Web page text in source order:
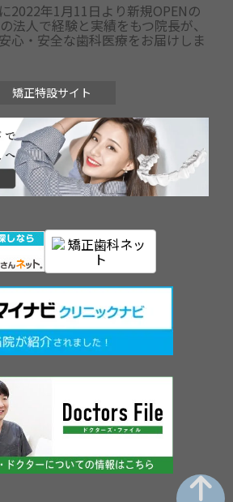
2022年1月11日より新規OPENの
法人で経験と実績をもつ院長が、
心・安全な歯科医療をお届けしま
矯正特設サイト